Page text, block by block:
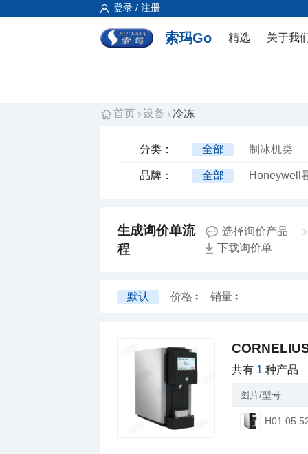
登录 / 注册
索玛Go 精选 关于我
首页 设备 冷冻
分类： 全部 制冰机类
品牌： 全部 Honeywell
程
选择询价产品
下载询价单
默认 价格 销量
共有 1 种产品
图片/型号